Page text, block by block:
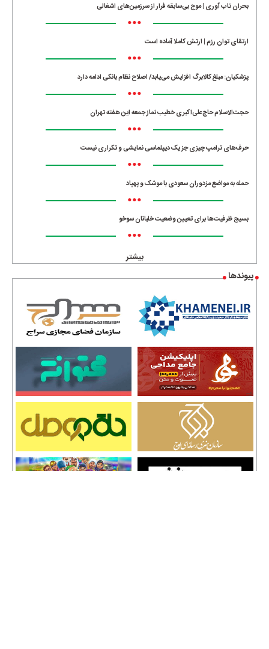
بحران تاب آوری | موج بی‌سابقه فرار از سرزمین‌های اشغالی
•••
ارتقای توان رزم | ارتش کاملا آماده است
•••
پزشکیان: مبلغ کالابرگ افزایش می‌یابد/ اصلاح نظام بانکی ادامه دارد
•••
حجت‌الاسلام حاج‌علی‌اکبری خطیب نماز جمعه این هفته تهران
•••
حرف‌های ترامپ چیزی جز یک دیپلماسی نمایشی و تکراری نیست
•••
حمله به مواضع مزدوران سعودی با موشک و پهپاد
•••
بسیج ظرفیت‌ها برای تعیین وضعیت خلبانان سوخو
•••
بیشتر
پیوندها